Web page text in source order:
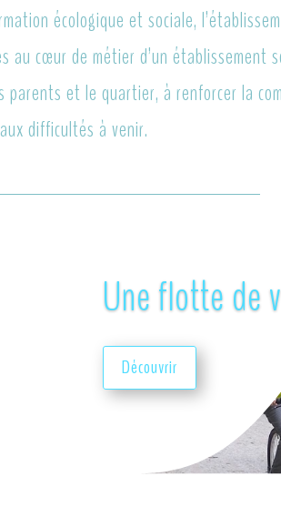
écologique et sociale,
cœur de métier d’un établissement
et le quartier, à renforcer la
difficultés à venir.
Une flotte de
Découvrir